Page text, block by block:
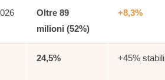
Oltre 89
milioni (52%)
+8,3%
24,5% +45% stabili